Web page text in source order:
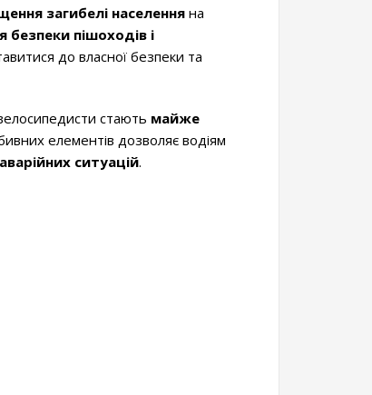
загибелі населення на
безпеки пішоходів і
до власної безпеки та
стають майже
елементів дозволяє водіям
ситуацій.